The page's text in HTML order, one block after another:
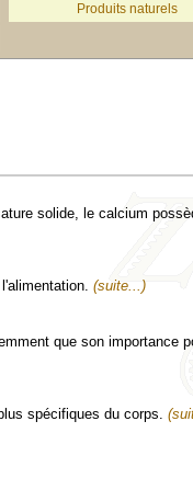
Produits naturels
solide, le calcium
(suite...)
que son importance
spécifiques du corps.